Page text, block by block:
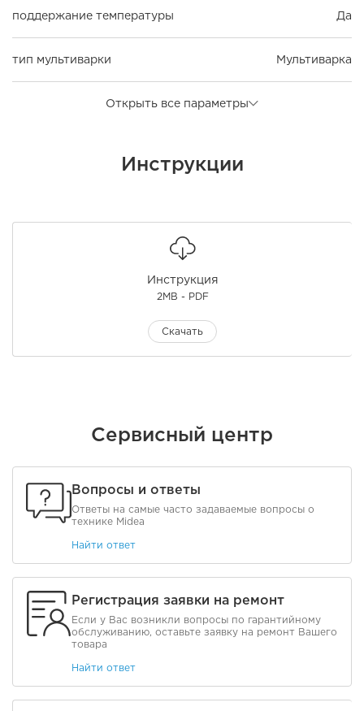
поддержание температуры Да
тип мультиварки Мультиварка
Открыть все параметры
Инструкции
Инструкция
2MB - PDF
Скачать
Сервисный центр
Вопросы и ответы
Ответы на самые часто задаваемые вопросы о
технике Midea
Найти ответ
Регистрация заявки на ремонт
Если у Вас возникли вопросы по гарантийному
обслуживанию, оставьте заявку на ремонт Вашего
товара
Найти ответ